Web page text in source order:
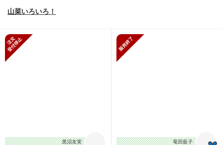
山菜いろいろ！
黒沼友実
竜田藍子